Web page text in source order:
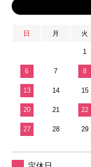
日 月 火
1
6 7 8
13 14 15
20 21 22
27 28 29